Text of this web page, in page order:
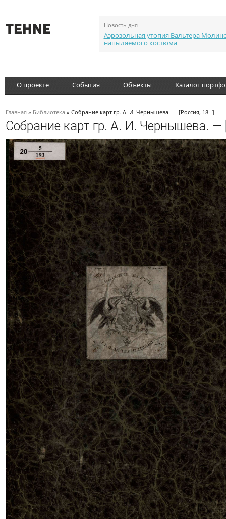
Новость дня
Аэрозольная утопия Вальтера
напыляемого костюма
О проекте События Объекты Каталог
Главная » Библиотека » Собрание карт гр. А. И. Чернышева. — [Россия, 18--]
Собрание карт гр. А. И. Чернышева. —